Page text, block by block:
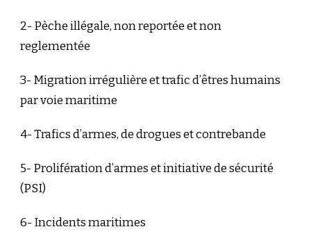
2- Pèche illégale, non reportée et non
reglementée
3- Migration irrégulière et trafic d’êtres humains
par voie maritime
4- Trafics d’armes, de drogues et contrebande
5- Prolifération d’armes et initiative de sécurité
(PSI)
6- Incidents maritimes